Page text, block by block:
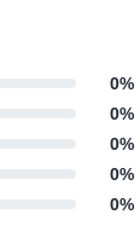
0%
0%
0%
0%
0%